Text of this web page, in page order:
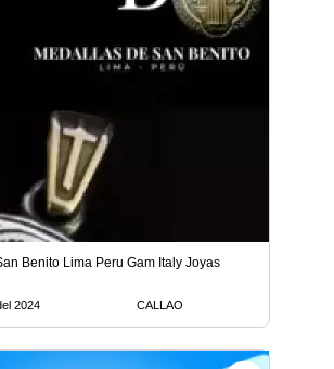
Benito Lima Peru Gam Italy Joyas
2024 CALLAO